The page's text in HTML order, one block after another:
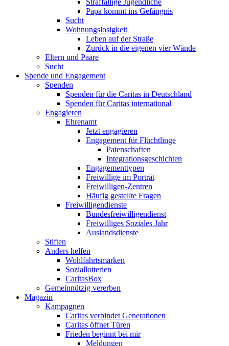
Straffällige Jugendliche
Papa kommt ins Gefängnis
Sucht
Wohnungslosigkeit
Leben auf der Straße
Zurück in die eigenen vier Wände
Eltern und Paare
Sucht
Spende und Engagement
Spenden
Spenden für die Caritas in Deutschland
Spenden für Caritas international
Engagieren
Ehrenamt
Jetzt engagieren
Engagement für Flüchtlinge
Patenschaften
Integrationsgeschichten
Engagementtypen
Freiwillige im Porträt
Freiwilligen-Zentren
Häufig gestellte Fragen
Freiwilligendienste
Bundesfreiwilligendienst
Freiwilliges Soziales Jahr
Auslandsdienste
Stiften
Anders helfen
Wohlfahrtsmarken
Soziallotterien
CaritasBox
Gemeinnützig vererben
Magazin
Kampagnen
Caritas verbindet Generationen
Caritas öffnet Türen
Frieden beginnt bei mir
Meldungen